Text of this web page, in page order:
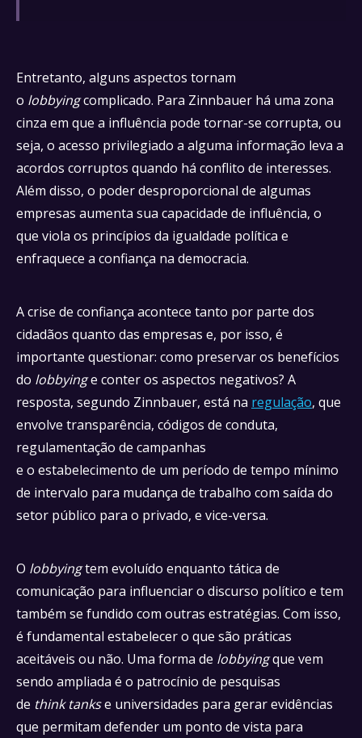
Entretanto, alguns aspectos tornam
o lobbyingcomplicado. Para Zinnbauer há uma zona
cinza em que a influência pode tornar-se corrupta, ou
seja, o acesso privilegiado a alguma informação leva a
acordos corruptos quando há conflito de interesses.
Além disso, o poder desproporcional de algumas
empresas aumenta sua capacidade de influência, o
que viola os princípios da igualdade política e
enfraquece a confiança na democracia.
A crise de confiança acontece tanto por parte dos
cidadãos quanto das empresas e, por isso, é
importante questionar: como preservar os benefícios
do lobbyinge conter os aspectos negativos? A
resposta, segundo Zinnbauer, está na regulação, que
envolve transparência, códigos de conduta,
regulamentação de campanhas
e o estabelecimento de um período de tempo mínimo
de intervalo para mudança de trabalho com saída do
setor público para o privado, e vice-versa.
O lobbyingtem evoluído enquanto tática de
comunicação para influenciar o discurso político e tem
também se fundido com outras estratégias. Com isso,
é fundamental estabelecer o que são práticas
aceitáveis ou não. Uma forma de lobbyingque vem
sendo ampliada é o patrocínio de pesquisas
de think tankse universidades para gerar evidências
que permitam defender um ponto de vista para